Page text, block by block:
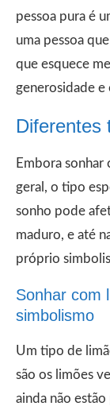
pessoa pura é
uma pessoa
que esquece
generosidade e
Diferentes
Embora
geral, o tipo
sonho pode
maduro, e até
próprio
Sonhar com
simbolismo
Um tipo de
são os limões
ainda não